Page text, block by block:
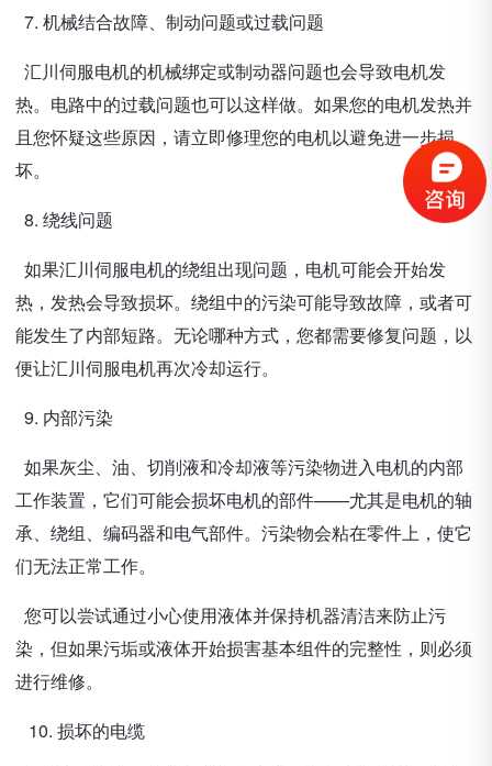
7. 机械结合故障、制动问题或过载问题
汇川伺服电机的机械绑定或制动器问题也会导致电机发
热。电路中的过载问题也可以这样做。如果您的电机发热并
且您怀疑这些原因，请立即修理您的电机以避免进一步损
坏。
8. 绕线问题
如果汇川伺服电机的绕组出现问题，电机可能会开始发
热，发热会导致损坏。绕组中的污染可能导致故障，或者可
能发生了内部短路。无论哪种方式，您都需要修复问题，以
便让汇川伺服电机再次冷却运行。
9. 内部污染
如果灰尘、油、切削液和冷却液等污染物进入电机的内部
工作装置，它们可能会损坏电机的部件——尤其是电机的轴
承、绕组、编码器和电气部件。污染物会粘在零件上，使它
们无法正常工作。
您可以尝试通过小心使用液体并保持机器清洁来防止污
染，但如果污垢或液体开始损害基本组件的完整性，则必须
进行维修。
10. 损坏的电缆